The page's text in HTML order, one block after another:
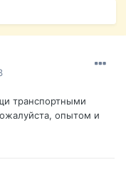
транспортными
опытом и